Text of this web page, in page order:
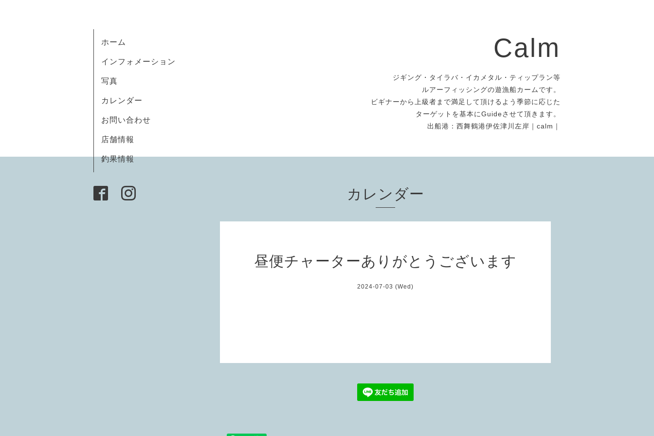
Calm
ジギング・タイラバ・イカメタル・ティップラン等
ルアーフィッシングの遊漁船カームです。
ビギナーから上級者まで満足して頂けるよう季節に応じた
ターゲットを基本にGuideさせて頂きます。
出船港：西舞鶴港伊佐津川左岸｜calm｜
ホーム
インフォメーション
写真
カレンダー
お問い合わせ
店舗情報
釣果情報
カレンダー
昼便チャーターありがとうございます
2024-07-03 (Wed)